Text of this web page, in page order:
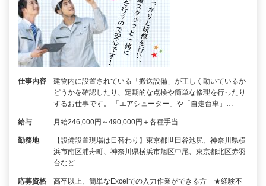
仕事内容
建物内に設置されている「搬送設備」が正しく動いているか
どうかを確認したり、定期的な点検や簡単な修理を行ったり
するお仕事です。 「エアシューター」や「自走台車」…
給与 月給246,000円～490,000円＋各種手当
勤務地
【設備設置現場は日替わり】東京都世田谷池尻、神奈川県横
浜市南区浦舟町、神奈川県横浜市旭区中尾、東京都北区赤羽
台など
応募資格
高卒以上、簡単なExcelでの入力作業ができる方 ★経験不